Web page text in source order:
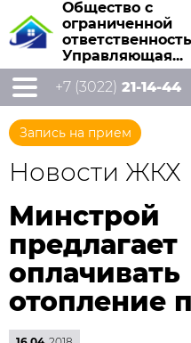
Общество с
ограниченной
Управляющая...
+7 (3022) 21-14-44
Запись на прием
Новости ЖКХ
Минстрой
предлагает
оплачивать
отопление